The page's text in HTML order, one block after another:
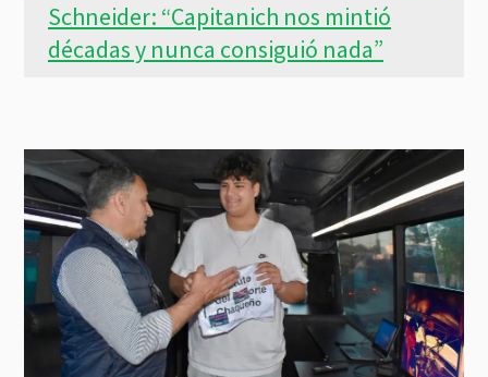
Schneider: “Capitanich nos mintió
décadas y nunca consiguió nada”